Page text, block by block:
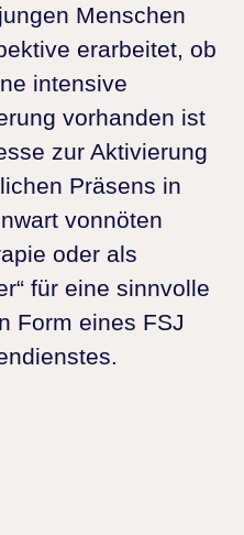
Menschen
erarbeitet, ob
intensive
vorhanden ist
zur Aktivierung
Präsens in
vonnöten
oder als
für eine sinnvolle
Form eines FSJ